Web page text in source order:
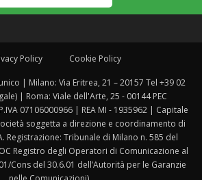
Policy Cookie Policy
| Milano: Via Eritrea, 21 – 20157 Tel +39 02
| Roma: Viale dell'Arte, 25 - 00144 PEC
07106000966 | REA MI - 1935962 | Capitale
soggetta a direzione e coordinamento di
Registrazione: Tribunale di Milano n. 585 del
Registro degli Operatori di Comunicazione al
Cons del 30.6.01 dell’Autorità per le Garanzie